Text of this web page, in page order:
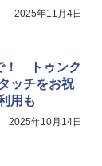
C 充電式 ソー
災 吊り下げ 折
イト防災 停電
扱説明書付き
2025年11月4日
！ トゥンク
ッチをお祝
用も
2025年10月14日